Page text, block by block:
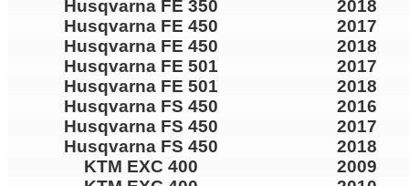
Husqvarna FE 350
2018
Husqvarna FE 450
2017
Husqvarna FE 450
2018
Husqvarna FE 501
2017
Husqvarna FE 501
2018
Husqvarna FS 450
2016
Husqvarna FS 450
2017
Husqvarna FS 450
2018
KTM EXC 400
2009